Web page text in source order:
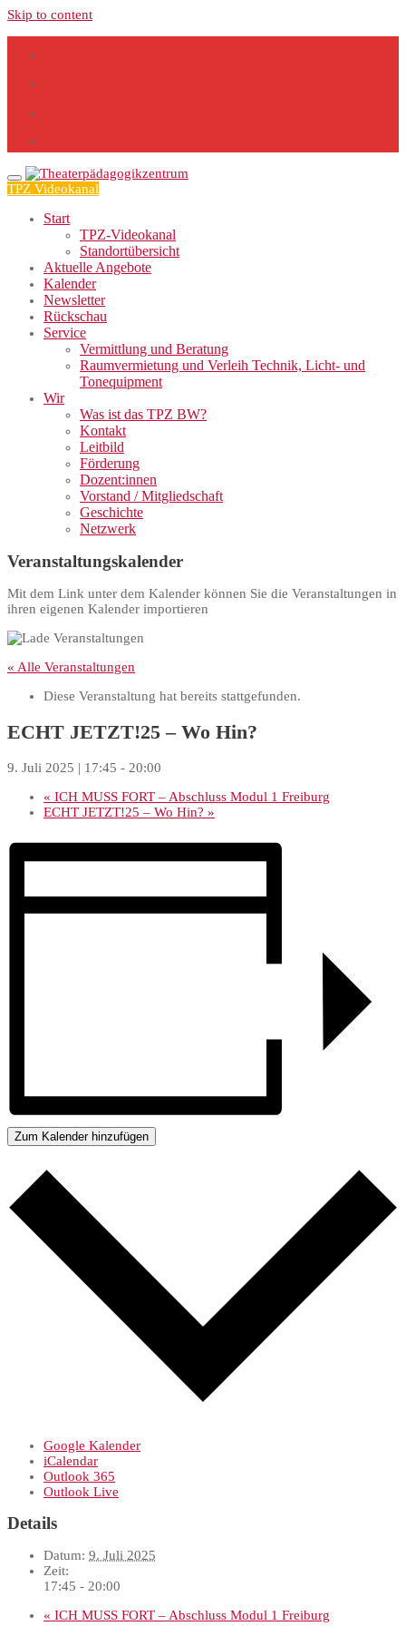
Skip to content
TPZ Videokanal
Start
TPZ-Videokanal
Standortübersicht
Aktuelle Angebote
Kalender
Newsletter
Rückschau
Service
Vermittlung und Beratung
Raumvermietung und Verleih Technik, Licht- und
Tonequipment
Wir
Was ist das TPZ BW?
Kontakt
Leitbild
Förderung
Dozent:innen
Vorstand / Mitgliedschaft
Geschichte
Netzwerk
Veranstaltungskalender
Mit dem Link unter dem Kalender können Sie die Veranstaltungen in
ihren eigenen Kalender importieren
« Alle Veranstaltungen
Diese Veranstaltung hat bereits stattgefunden.
ECHT JETZT!25 – Wo Hin?
9. Juli 2025 | 17:45 - 20:00
« ICH MUSS FORT – Abschluss Modul 1 Freiburg
ECHT JETZT!25 – Wo Hin? »
Zum Kalender hinzufügen
Google Kalender
iCalendar
Outlook 365
Outlook Live
Details
Datum: 9. Juli 2025
Zeit:
17:45 - 20:00
« ICH MUSS FORT – Abschluss Modul 1 Freiburg